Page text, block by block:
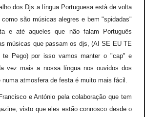
dos Djs a língua Portuguesa està de volta
são músicas alegres e bem "spidadas"
e até aqueles que não falam Português
músicas que passam os djs, (AI SE EU TE
Pego) por isso vamos manter o "cap" e
vez mais a nossa língua nos ouvidos dos
atmosfera de festa é muito mais fácil.
e António pela colaboração que tem
visto que eles estão connosco desde o